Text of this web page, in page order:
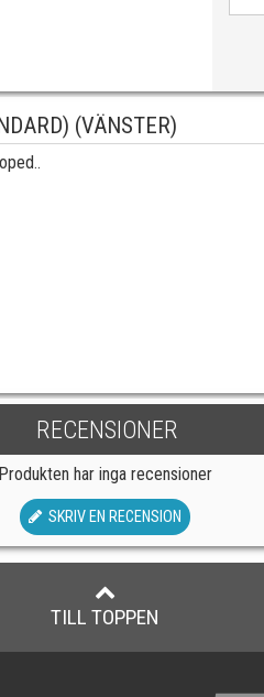
(VÄNSTER)
RECENSIONER
Produkten har inga recensioner
SKRIV EN RECENSION
TILL TOPPEN